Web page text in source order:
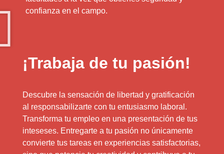
confianza en el campo.
¡Trabaja de tu pasión!
Descubre la sensación de libertad y gratificación
al responsabilizarte con tu entusiasmo laboral.
Transforma tu empleo en una presentación de tus
inteseses. Entregarte a tu pasión no únicamente
convierte tus tareas en experiencias satisfactorias,